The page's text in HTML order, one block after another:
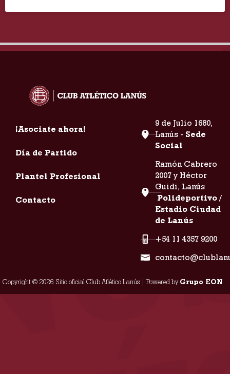
¡Asociate ahora!
Día de Partido
Plantel Profesional
Contacto
9 de Julio 1680,
Lanús - Sede
Social
Ramón Cabrero
2007 y Héctor
Guidi, Lanús
Polideportivo /
Estadio Ciudad
de Lanús
+54 11 4357 9200
Copyright © 2026 Sitio oficial Club Atlético Lanús | Powered byGrupo EON